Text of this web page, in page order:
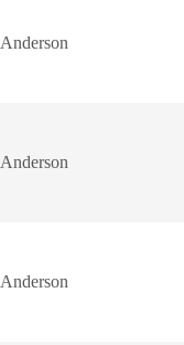
Anderson
Anderson
Anderson